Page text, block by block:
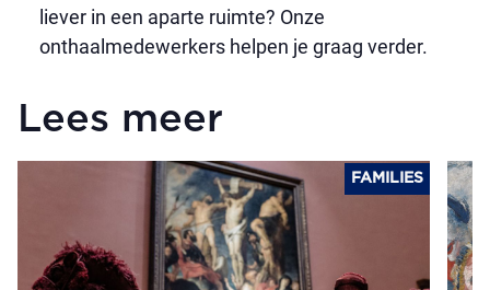
liever in een aparte ruimte? Onze
onthaalmedewerkers helpen je graag verder.
Lees meer
FAMILIES